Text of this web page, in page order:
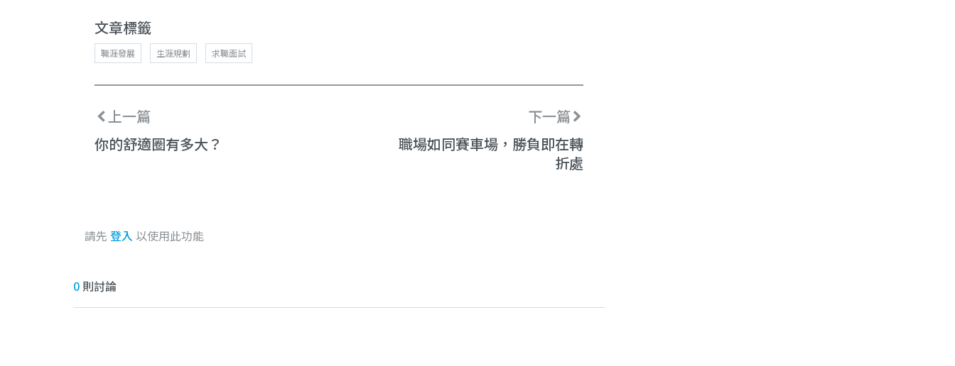
文章標籤
職涯發展 生涯規劃 求職面試
上一篇
你的舒適圈有多大？
下一篇
職場如同賽車場，勝負即在轉
折處
請先 登入 以使用此功能
0 則討論